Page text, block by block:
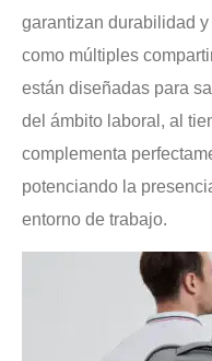
garantizan durabilidad
como múltiples
están diseñadas para
del ámbito laboral, al
complementa
potenciando la
entorno de trabajo.